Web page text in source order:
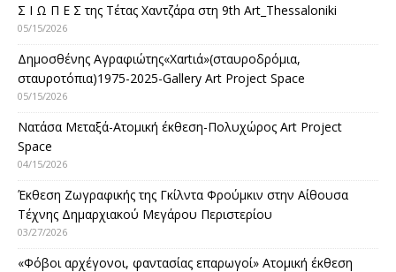
Σ Ι Ω Π Ε Σ της Τέτας Χαντζάρα στη 9th Art_Thessaloniki
05/15/2026
Δημοσθένης Αγραφιώτης«Xαrtιά»(σταυροδρόμια,
σταυροτόπια)1975-2025-Gallery Art Project Space
05/15/2026
Νατάσα Μεταξά-Ατομική έκθεση-Πολυχώρος Art Project
Space
04/15/2026
Έκθεση Ζωγραφικής της Γκίλντα Φρούμκιν στην Αίθουσα
Τέχνης Δημαρχιακού Μεγάρου Περιστερίου
03/27/2026
«Φόβοι αρχέγονοι, φαντασίας επαρωγοί» Ατομική έκθεση